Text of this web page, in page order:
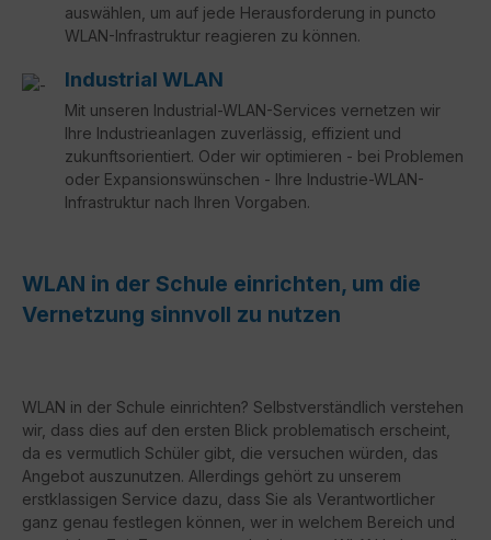
auswählen, um auf jede Herausforderung in puncto
WLAN-Infrastruktur reagieren zu können.
Industrial WLAN
Mit unseren Industrial-WLAN-Services vernetzen wir
Ihre Industrieanlagen zuverlässig, effizient und
zukunftsorientiert. Oder wir optimieren - bei Problemen
oder Expansionswünschen - Ihre Industrie-WLAN-
Infrastruktur nach Ihren Vorgaben.
WLAN in der Schule einrichten, um die
Vernetzung sinnvoll zu nutzen
WLAN in der Schule einrichten? Selbstverständlich verstehen
wir, dass dies auf den ersten Blick problematisch erscheint,
da es vermutlich Schüler gibt, die versuchen würden, das
Angebot auszunutzen. Allerdings gehört zu unserem
erstklassigen Service dazu, dass Sie als Verantwortlicher
ganz genau festlegen können, wer in welchem Bereich und